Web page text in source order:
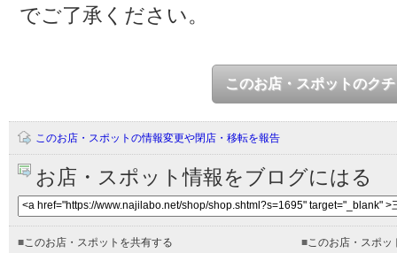
でご了承ください。
このお店・スポットのク
このお店・スポットの情報変更や閉店・移転を報告
お店・スポット情報をブログにはる
■ このお店・スポットを共有する ■ このお店・スポ